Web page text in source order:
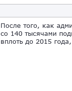
После того, как
со 140 тысячами
вплоть до 2015